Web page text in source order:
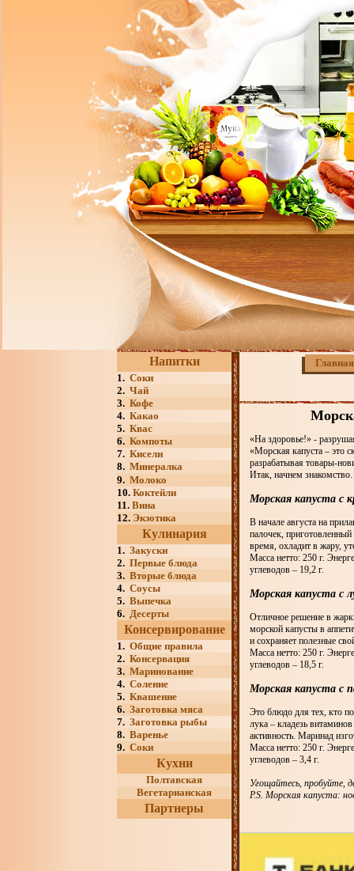
Напитки
1. Соки
2. Чай
3. Кофе
4. Какао
5. Квас
6. Компоты
7. Кисели
8. Минералка
9. Молоко
10. Коктейли
11. Вина
12. Экзотика
Кулинария
1. Закуски
2. Первые блюда
3. Вторые блюда
4. Соусы
5. Выпечка
6. Десерты
Консервирование
1. Общие правила
2. Консервация
3. Маринование
4. Соление
5. Квашение
6. Заготовка мяса
7. Заготовка рыбы
8. Варенье
9. Соки
Кухни
Полтавская
Вегетарианская
Партнеры
Главная
«На здоровье!» -
«Морская капуста – это
разрабатывая товары-
Итак, начнем
Морская капуста с
В начале августа на
палочек,
время, охладит в жару,
Масса нетто: 250 г.
углеводов – 19,2 г.
Морская капуста с
Отличное решение в
морской капусты в
и сохраняет полезные
Масса нетто: 250 г.
углеводов – 18,5 г.
Морская капуста с
Это блюдо для тех, кто
лука – кладезь
активность. Маринад
Масса нетто: 250 г.
углеводов – 3,4 г.
Угощайтесь, пробуйте,
P.S. Морская капуста: